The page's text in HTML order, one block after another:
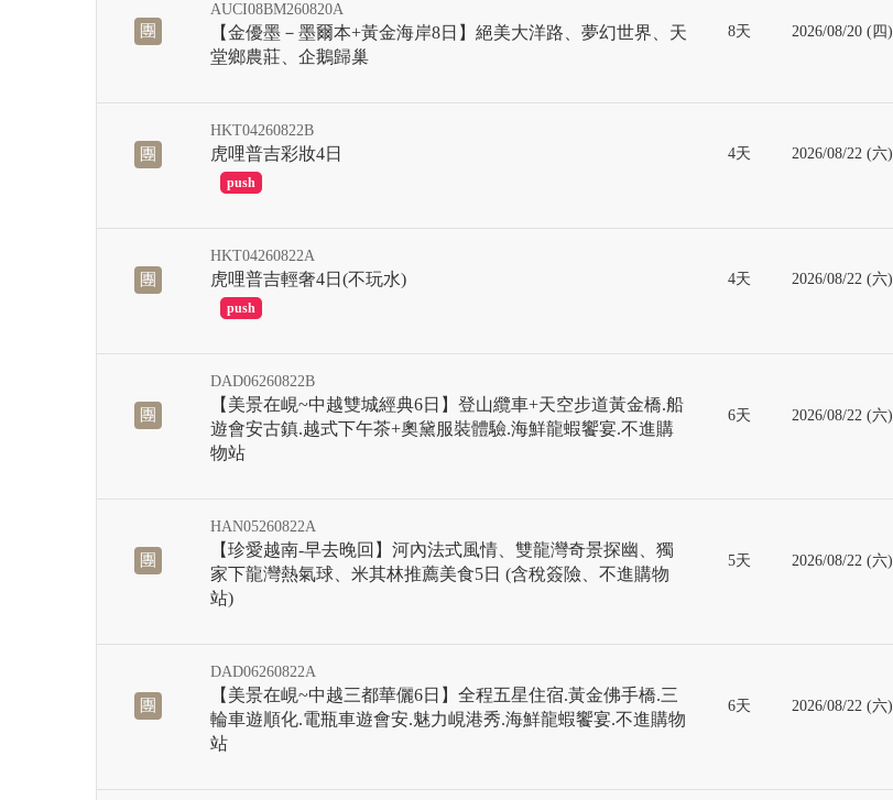
團
AUCI08BM260820A
【金優墨－墨爾本+黃金海岸8日】絕美大洋路、夢幻世界、天
堂鄉農莊、企鵝歸巢
8天 2026/08/20 (四)
團
HKT04260822B
虎哩普吉彩妝4日 4天 2026/08/22 (六)
團
HKT04260822A
虎哩普吉輕奢4日(不玩水) 4天 2026/08/22 (六)
團
DAD06260822B
【美景在峴~中越雙城經典6日】登山纜車+天空步道黃金橋.船
遊會安古鎮.越式下午茶+奧黛服裝體驗.海鮮龍蝦饗宴.不進購
物站
6天 2026/08/22 (六)
團
HAN05260822A
【珍愛越南-早去晚回】河內法式風情、雙龍灣奇景探幽、獨
家下龍灣熱氣球、米其林推薦美食5日 (含稅簽險、不進購物
站)
5天 2026/08/22 (六)
團
DAD06260822A
【美景在峴~中越三都華儷6日】全程五星住宿.黃金佛手橋.三
輪車遊順化.電瓶車遊會安.魅力峴港秀.海鮮龍蝦饗宴.不進購物
站
6天 2026/08/22 (六)